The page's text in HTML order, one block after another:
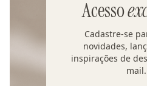
Acesso
Cadastre-se
novidades,
inspirações de
mail.